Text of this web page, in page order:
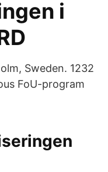
i
Sweden. 1232
FoU-program